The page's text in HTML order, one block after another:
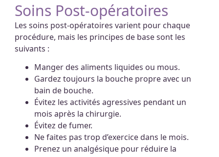
Soins Post-opératoires
Les soins post-opératoires varient pour chaque
procédure, mais les principes de base sont les
suivants :
Manger des aliments liquides ou mous.
Gardez toujours la bouche propre avec un
bain de bouche.
Évitez les activités agressives pendant un
mois après la chirurgie.
Évitez de fumer.
Ne faites pas trop d’exercice dans le mois.
Prenez un analgésique pour réduire la